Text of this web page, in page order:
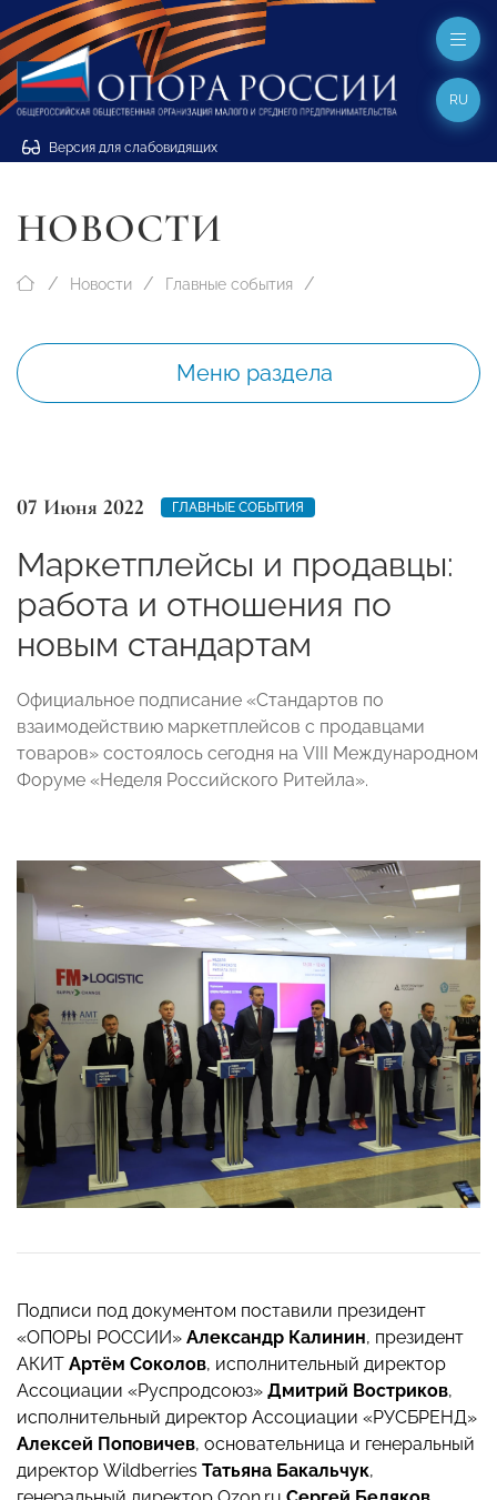
Версия для слабовидящих
RU
НОВОСТИ
Новости Главные события
Меню раздела
07 Июня 2022 ГЛАВНЫЕ СОБЫТИЯ
Маркетплейсы и продавцы:
работа и отношения по
новым стандартам
Официальное подписание «Стандартов по
взаимодействию маркетплейсов с продавцами
товаров» состоялось сегодня на VIII Международном
Форуме «Неделя Российского Ритейла».
Подписи под документом поставили президент
«ОПОРЫ РОССИИ» Александр Калинин, президент
АКИТ Артём Соколов, исполнительный директор
Ассоциации «Руспродсоюз» Дмитрий Востриков,
исполнительный директор Ассоциации «РУСБРЕНД»
Алексей Поповичев, основательница и генеральный
директор Wildberries Татьяна Бакальчук,